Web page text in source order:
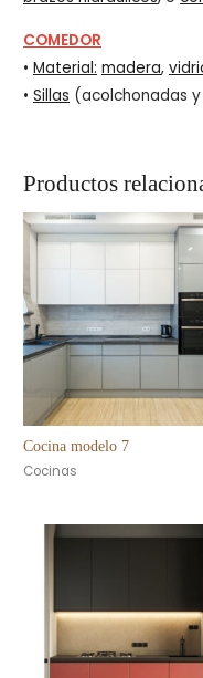
COMEDOR
•Material: madera,
•Sillas (acolchonadas y
Productos
Cocina modelo 7
Cocinas